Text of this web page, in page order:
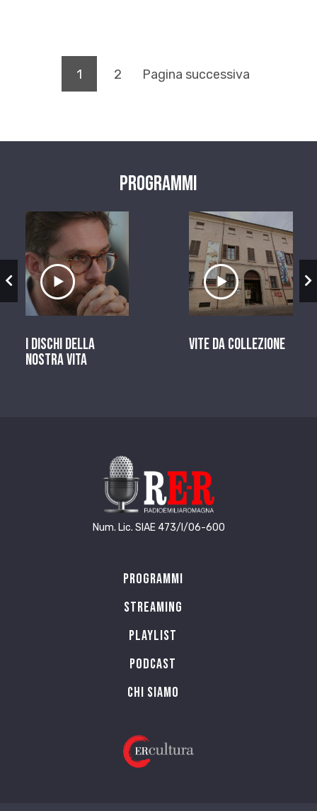
1 (pagina corrente)
2 Pagina successiva
Programmi
Ascolta il servizio
I dischi della
nostra vita
Ascolta il
Vite da Collezione
Num. Lic. SIAE 473/I/06-600
Programmi
Streaming
Playlist
PODCAST
Chi siamo